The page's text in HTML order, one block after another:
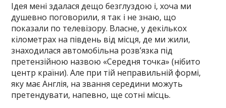
Ідея мені здалася дещо безглуздою і, хоча ми
душевно поговорили, я так і не знаю, що
показали по телевізору. Власне, у декількох
кілометрах на південь від місця, де ми жили,
знаходилася автомобільна розв’язка під
претензійною назвою «Середня точка» (нібито
центр країни). Але при тій неправильній формі,
яку має Англія, на звання середини можуть
претендувати, напевно, ще сотні місць.